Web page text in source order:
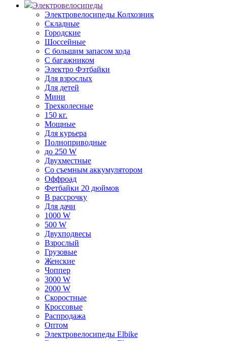
Электровелосипеды
Электровелосипеды Колхозник
Складные
Городские
Шоссейные
С большим запасом хода
С багажником
Электро Фэтбайки
Для взрослых
Для детей
Мини
Трехколесные
150 кг.
Мощные
Для курьера
Полноприводные
до 250 W
Двухместные
Со съемным аккумулятором
Оффроад
Фетбайки 20 дюймов
В рассрочку
Для дачи
1000 W
500 W
Двухподвесы
Взрослый
Грузовые
Женские
Чоппер
3000 W
2000 W
Скоростные
Кроссовые
Распродажа
Оптом
Электровелосипеды Elbike